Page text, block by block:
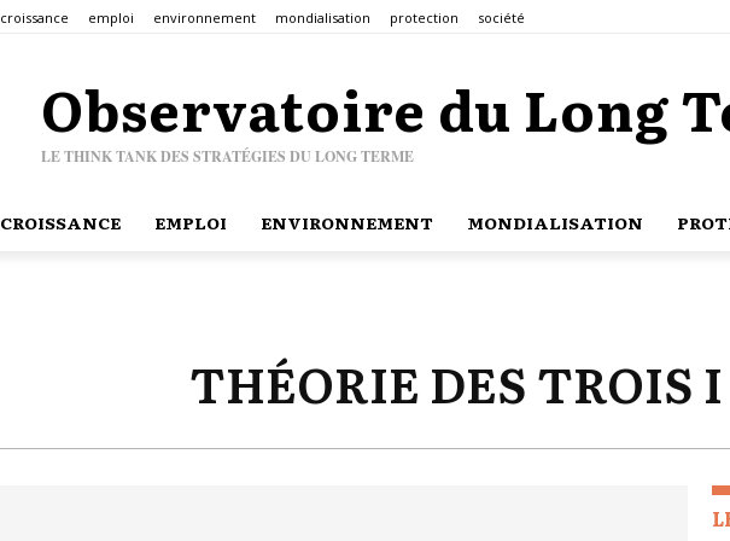
croissance emploi environnement mondialisation protection société
Observatoire du Long
LE THINK TANK DES STRATÉGIES DU LONG TERME
CROISSANCE EMPLOI ENVIRONNEMENT MONDIALISATION
THÉORIE DES TROIS I